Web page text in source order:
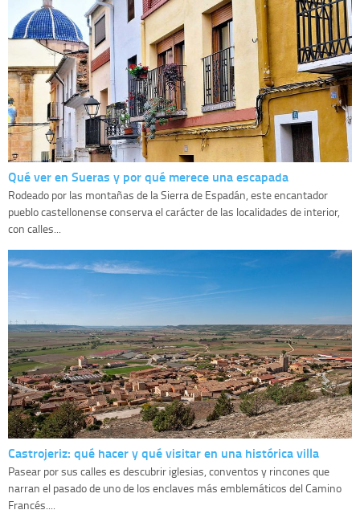
Qué ver en Sueras y por qué merece una escapada
Rodeado por las montañas de la Sierra de Espadán, este encantador
pueblo castellonense conserva el carácter de las localidades de interior,
con calles...
Castrojeriz: qué hacer y qué visitar en una histórica villa
Pasear por sus calles es descubrir iglesias, conventos y rincones que
narran el pasado de uno de los enclaves más emblemáticos del Camino
Francés....